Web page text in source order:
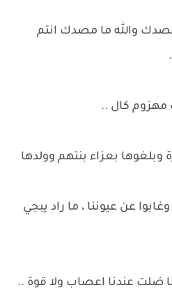
والله ما مصدك انتم
كال ..
وبلغوها بعزاء بنتهم وولدها
عن عيوننا ، ما راد يبجي
ضلت عندنا اعصاب ولا قوة ..